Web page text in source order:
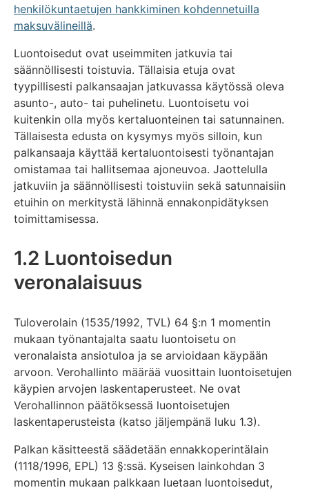
henkilökuntaetujen hankkiminen kohdennetuilla
maksuvälineillä.
Luontoisedut ovat useimmiten jatkuvia tai
säännöllisesti toistuvia. Tällaisia etuja ovat
tyypillisesti palkansaajan jatkuvassa käytössä oleva
asunto-, auto- tai puhelinetu. Luontoisetu voi
kuitenkin olla myös kertaluonteinen tai satunnainen.
Tällaisesta edusta on kysymys myös silloin, kun
palkansaaja käyttää kertaluontoisesti työnantajan
omistamaa tai hallitsemaa ajoneuvoa. Jaottelulla
jatkuviin ja säännöllisesti toistuviin sekä satunnaisiin
etuihin on merkitystä lähinnä ennakonpidätyksen
toimittamisessa.
1.2 Luontoisedun
veronalaisuus
Tuloverolain (1535/1992, TVL) 64 §:n 1 momentin
mukaan työnantajalta saatu luontoisetu on
veronalaista ansiotuloa ja se arvioidaan käypään
arvoon. Verohallinto määrää vuosittain luontoisetujen
käypien arvojen laskentaperusteet. Ne ovat
Verohallinnon päätöksessä luontoisetujen
laskentaperusteista (katso jäljempänä luku 1.3).
Palkan käsitteestä säädetään ennakkoperintälain
(1118/1996, EPL) 13 §:ssä. Kyseisen lainkohdan 3
momentin mukaan palkkaan luetaan luontoisedut,